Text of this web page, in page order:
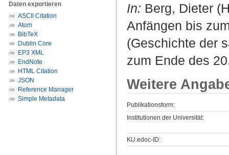
Daten exportieren
ASCII Citation
Atom
BibTeX
Dublin Core
EP3 XML
EndNote
HTML Citation
JSON
Reference Manager
Simple Metadata
In: Berg, Dieter
Anfängen bis
(Geschichte der
zum Ende des
Weitere
Publikationsform:
Institutionen der Universität:
KU.edoc-ID: